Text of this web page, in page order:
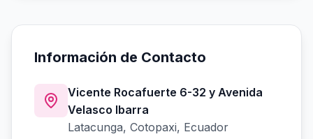
Información de Contacto
Vicente Rocafuerte 6-32 y Avenida
Velasco Ibarra
Latacunga, Cotopaxi, Ecuador